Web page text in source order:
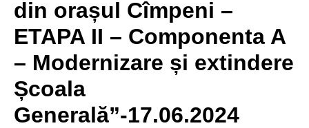
din orașul Cîmpeni –
ETAPA II – Componenta A
– Modernizare și extindere
Școala
Generală”-17.06.2024